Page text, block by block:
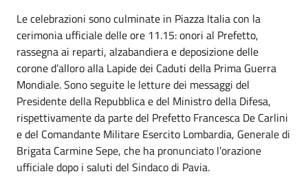
Le celebrazioni sono culminate in Piazza Italia con la
cerimonia ufficiale delle ore 11.15: onori al Prefetto,
rassegna ai reparti, alzabandiera e deposizione delle
corone d’alloro alla Lapide dei Caduti della Prima Guerra
Mondiale. Sono seguite le letture dei messaggi del
Presidente della Repubblica e del Ministro della Difesa,
rispettivamente da parte del Prefetto Francesca De Carlini
e del Comandante Militare Esercito Lombardia, Generale di
Brigata Carmine Sepe, che ha pronunciato l’orazione
ufficiale dopo i saluti del Sindaco di Pavia.